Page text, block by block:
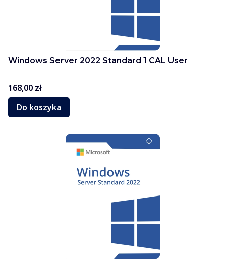
Windows Server 2022 Standard 1 CAL User
Cena
168,00 zł
Do koszyka